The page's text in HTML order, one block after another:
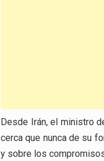
Desde Irán, el ministro
cerca que nunca de su
y sobre los